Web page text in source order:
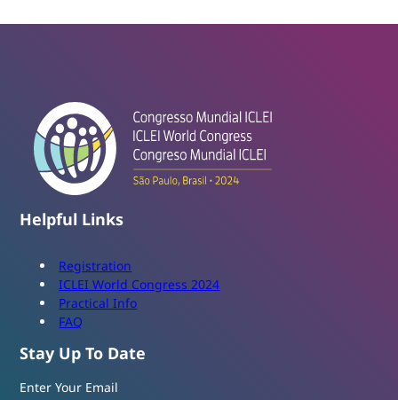
Helpful Links
Registration
ICLEI World Congress 2024
Practical Info
FAQ
Stay Up To Date
Enter Your Email